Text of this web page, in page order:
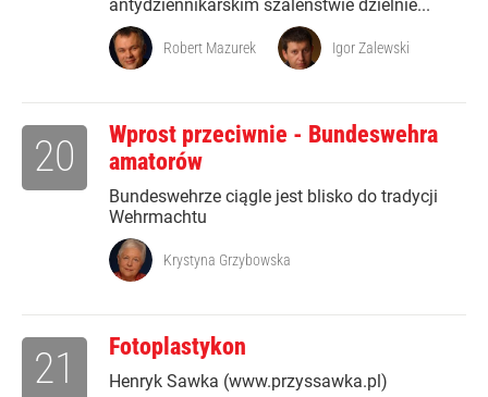
antydziennikarskim szaleństwie dzielnie...
Robert Mazurek Igor Zalewski
Wprost przeciwnie - Bundeswehra
amatorów
Bundeswehrze ciągle jest blisko do tradycji
Wehrmachtu
20
Krystyna Grzybowska
Fotoplastykon
Henryk Sawka (www.przyssawka.pl)
21